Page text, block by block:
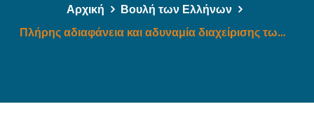
Αρχική
Βουλή των Ελλήνων
Πλήρης αδιαφάνεια και αδυναμία διαχείρισης των ευρωπαϊκών κονδυλίων για το Μεταναστευτικό